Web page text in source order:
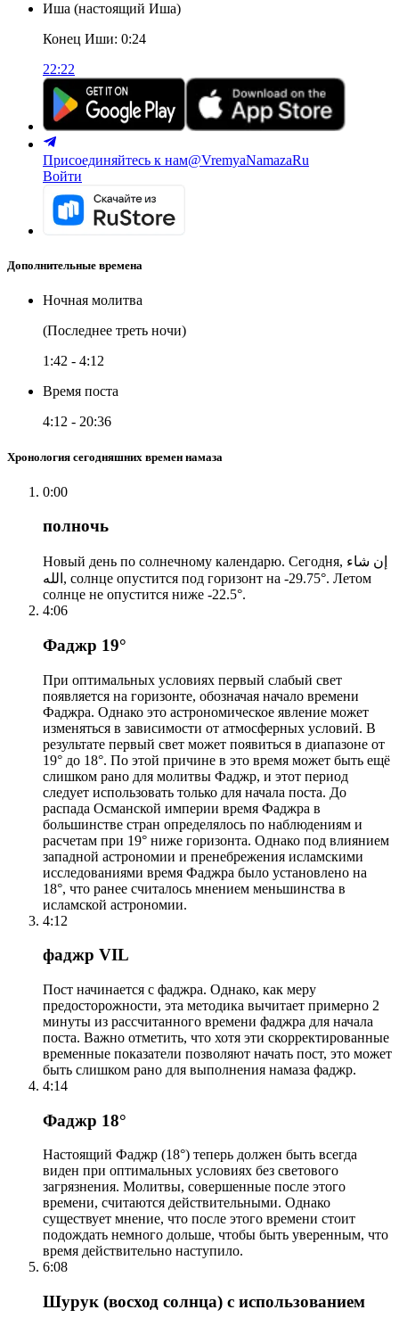
Иша (настоящий Иша)
Конец Иши: 0:24
22:22
Присоединяйтесь к нам@VremyaNamazaRu
Войти
Дополнительные времена
Ночная молитва
(Последнее треть ночи)
1:42 - 4:12
Время поста
4:12 - 20:36
Хронология сегодняшних времен намаза
0:00
полночь
Новый день по солнечному календарю. Сегодня, إن شاء
الله, солнце опустится под горизонт на -29.75°. Летом
солнце не опустится ниже -22.5°.
4:06
Фаджр 19°
При оптимальных условиях первый слабый свет
появляется на горизонте, обозначая начало времени
Фаджра. Однако это астрономическое явление может
изменяться в зависимости от атмосферных условий. В
результате первый свет может появиться в диапазоне от
19° до 18°. По этой причине в это время может быть ещё
слишком рано для молитвы Фаджр, и этот период
следует использовать только для начала поста. До
распада Османской империи время Фаджра в
большинстве стран определялось по наблюдениям и
расчетам при 19° ниже горизонта. Однако под влиянием
западной астрономии и пренебрежения исламскими
исследованиями время Фаджра было установлено на
18°, что ранее считалось мнением меньшинства в
исламской астрономии.
4:12
фаджр VIL
Пост начинается с фаджра. Однако, как меру
предосторожности, эта методика вычитает примерно 2
минуты из рассчитанного времени фаджра для начала
поста. Важно отметить, что хотя эти скорректированные
временные показатели позволяют начать пост, это может
быть слишком рано для выполнения намаза фаджр.
4:14
Фаджр 18°
Настоящий Фаджр (18°) теперь должен быть всегда
виден при оптимальных условиях без светового
загрязнения. Молитвы, совершенные после этого
времени, считаются действительными. Однако
существует мнение, что после этого времени стоит
подождать немного дольше, чтобы быть уверенным, что
время действительно наступило.
6:08
Шурук (восход солнца) с использованием